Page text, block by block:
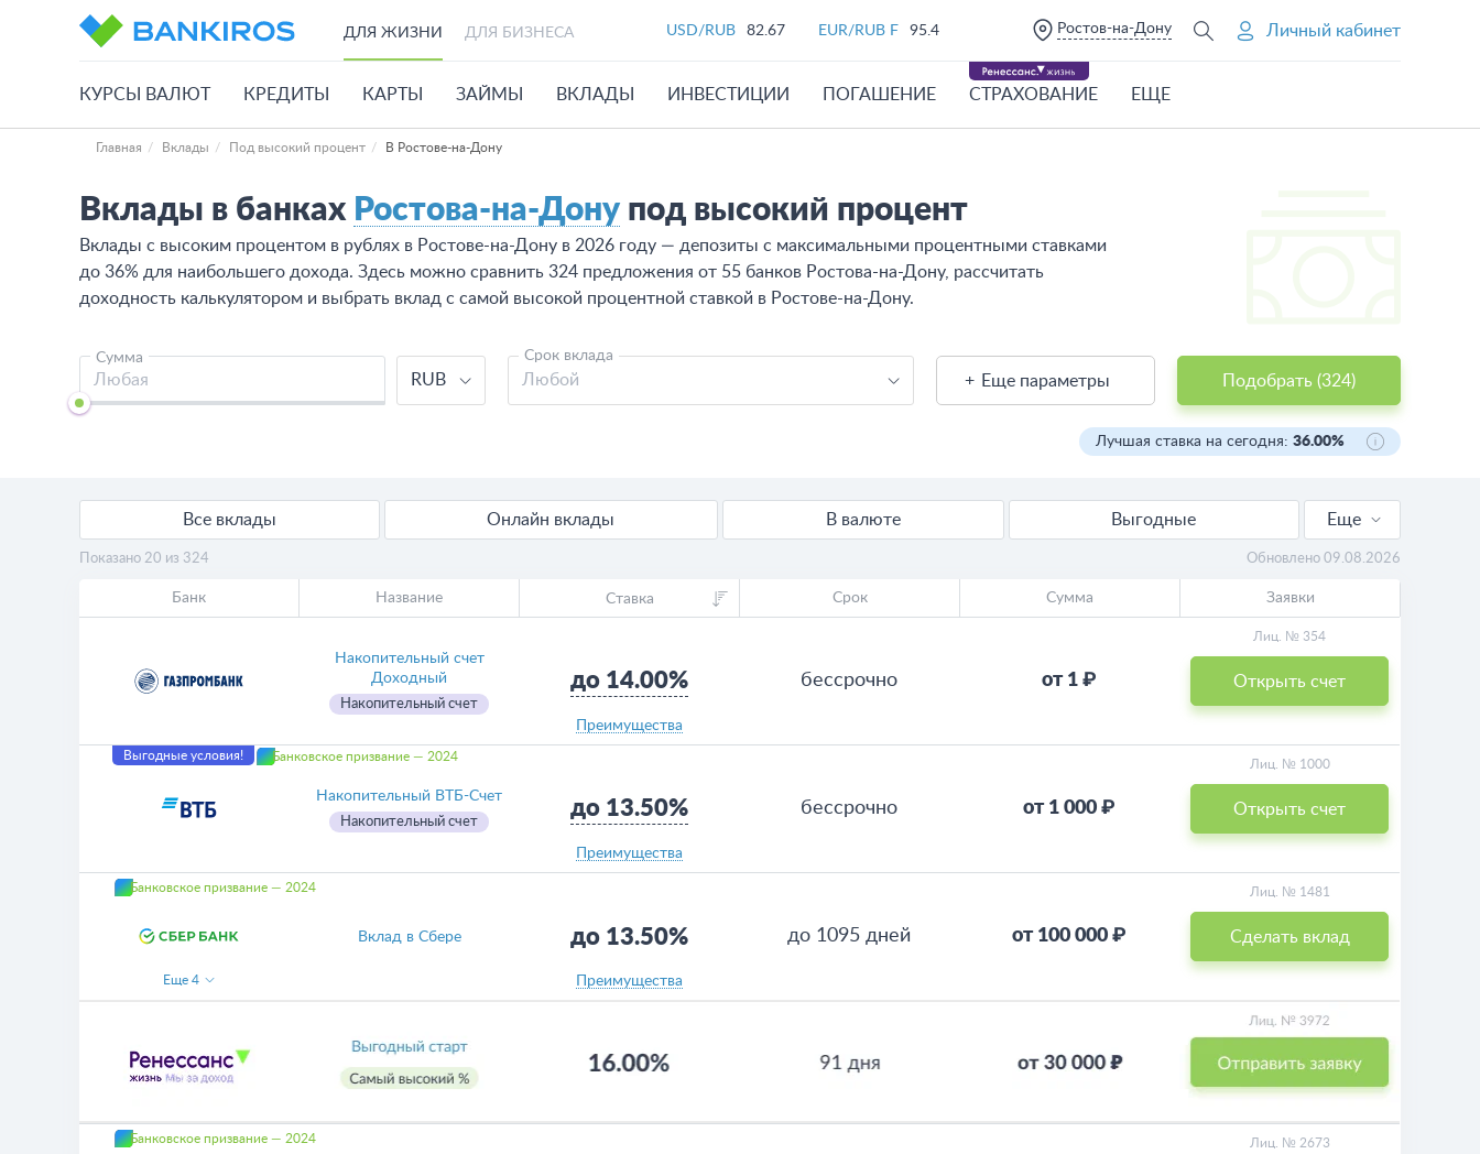
ДЛЯ ЖИЗНИ ДЛЯ БИЗНЕСА USD/RUB 82.67 EUR/RUB F 95.4 Ростов-на-Дону Личный кабинет
КУРСЫ ВАЛЮТ КРЕДИТЫ КАРТЫ ЗАЙМЫ ВКЛАДЫ ИНВЕСТИЦИИ ПОГАШЕНИЕ СТРАХОВАНИЕ ЕЩЕ
Главная Вклады Под высокий процент В Ростове-на-Дону
Вклады в банках Ростова-на-Донупод высокий процент
Вклады с высоким процентом в рублях в Ростове-на-Дону в 2026 году — депозиты с максимальными процентными ставками
до 36% для наибольшего дохода. Здесь можно сравнить 324 предложения от 55 банков Ростова-на-Дону, рассчитать
доходность калькулятором и выбрать вклад с самой высокой процентной ставкой в Ростове-на-Дону.
Сумма
RUB
Срок вклада
Любой Еще параметры Подобрать (324)
Лучшая ставка на сегодня: 36.00%
Все вклады Онлайн вклады В валюте
Выгодные
Пополняемые
Калькулятор
Еще
Показано 20 из 324 Обновлено 09.08.2026
Банк Название Ставка Срок Сумма Заявки
Накопительный счет
Доходный
Накопительный счет
до 14.00%
Преимущества
бессрочно от 1 ₽
Лиц. № 354
Открыть счет
Выгодные условия! Банковское призвание — 2024
Накопительный ВТБ-Счет
Накопительный счет
до 13.50%
Преимущества
бессрочно от 1 000 ₽
Лиц. № 1000
Открыть счет
Банковское призвание — 2024
Вклад в Сбере до 13.50%
Преимущества
до 1095 дней от 100 000 ₽
Лиц. № 1481
Сделать вклад
Еще 4
Банковское призвание — 2024 Лиц. № 2673